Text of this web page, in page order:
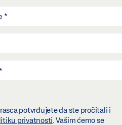
potvrđujete da ste pročitali i
privatnosti . Vašim ćemo se